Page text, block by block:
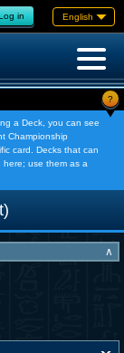
in English
?
a Deck, you can see
Championship
card. Decks that can
here; use them as a
∧